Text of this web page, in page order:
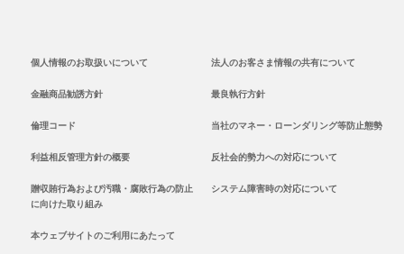
個人情報のお取扱いについて 法人のお客さま情報の共有について
金融商品勧誘方針 最良執行方針
倫理コード 当社のマネー・ローンダリング等防止態勢
利益相反管理方針の概要 反社会的勢力への対応について
贈収賄行為および汚職・腐敗行為の防止
に向けた取り組み
システム障害時の対応について
本ウェブサイトのご利用にあたって